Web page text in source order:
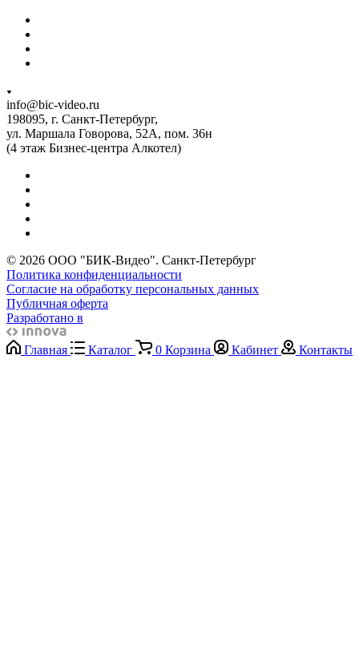
info@bic-video.ru
198095, г. Санкт-Петербург,
ул. Маршала Говорова, 52А, пом. 36н
(4 этаж Бизнес-центра Алкотел)
© 2026 ООО "БИК-Видео". Санкт-Петербург
Политика конфиденциальности
Согласие на обработку персональных данных
Публичная оферта
Разработано в
Главная Каталог 0 Корзина Кабинет Контакты